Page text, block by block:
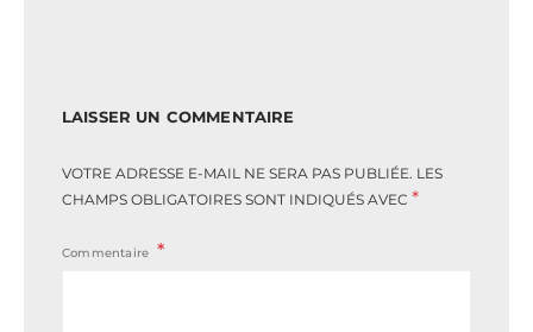
LAISSER UN COMMENTAIRE
VOTRE ADRESSE E-MAIL NE SERA PAS PUBLIÉE. LES
CHAMPS OBLIGATOIRES SONT INDIQUÉS AVEC *
Commentaire